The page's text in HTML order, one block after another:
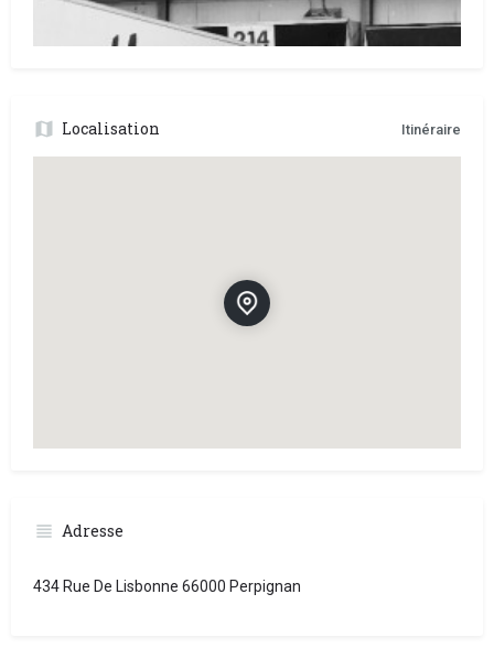
Localisation Itinéraire
Adresse
434 Rue De Lisbonne 66000 Perpignan